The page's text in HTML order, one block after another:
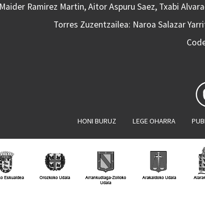
Ramirez Martin, Aitor Aspuru Saez, Txabi
Torres Zuzentzailea: Naroa Salazar
HONI BURUZ LEGE OHARRA